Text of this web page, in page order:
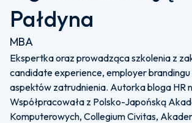
Pałdyna
MBA
Ekspertka oraz prowadząca szkolenia z
candidate experience, employer
aspektów zatrudnienia. Autorka bloga HR
Współpracowała z Polsko-Japońską
Komputerowych, Collegium Civitas,